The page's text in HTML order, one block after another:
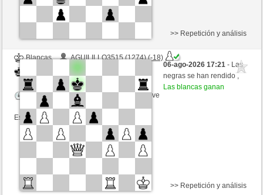
Blancas
AGUILILLO3515 (1274) (-18)
Fliese (1233) (+18)
Tiempo: 9 minutes/side + 9 seconds/move
Esta partida es por puntos
>> Repetición y análisis
06-ago-2026 17:21- Las
negras se han rendido ,
Las blancas ganan
>> Repetición y análisis